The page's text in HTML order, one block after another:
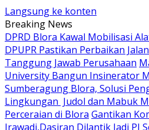
Langsung ke konten
Breaking News
DPRD Blora Kawal Mobilisasi
DPUPR Pastikan Perbaikan
Tanggung Jawab Perusahaan
University Bangun Insinerator
Sumberagung Blora, Solusi
Lingkungan ‎ Judol dan Mabuk
Perceraian di Blora Gantikan
Irawadi,Dasiran Dilantik Jadi PJ